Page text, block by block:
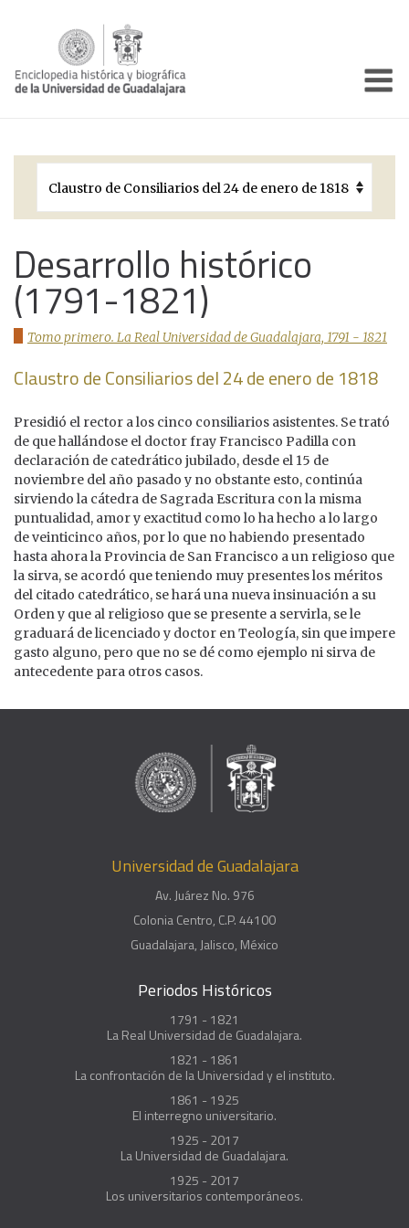
Períodos Históricos
Galería
Documentos institucionales
Desarrollo histórico
(1791-1821)
Tomo primero. La Real Universidad de Guadalajara, 1791 - 1821
Claustro de Consiliarios del 24 de enero de 1818
Presidió el rector a los cinco consiliarios asistentes. Se trató
de que hallándose el doctor fray Francisco Padilla con
declaración de catedrático jubilado, desde el 15 de
noviembre del año pasado y no obstante esto, continúa
sirviendo la cátedra de Sagrada Escritura con la misma
puntualidad, amor y exactitud como lo ha hecho a lo largo
de veinticinco años, por lo que no habiendo presentado
hasta ahora la Provincia de San Francisco a un religioso que
la sirva, se acordó que teniendo muy presentes los méritos
del citado catedrático, se hará una nueva insinuación a su
Orden y que al religioso que se presente a servirla, se le
graduará de licenciado y doctor en Teología, sin que impere
gasto alguno, pero que no se dé como ejemplo ni sirva de
antecedente para otros casos.
Universidad de Guadalajara
Av. Juárez No. 976
Colonia Centro, C.P. 44100
Guadalajara, Jalisco, México
Periodos Históricos
1791 - 1821
La Real Universidad de Guadalajara.
1821 - 1861
La confrontación de la Universidad y el instituto.
1861 - 1925
El interregno universitario.
1925 - 2017
La Universidad de Guadalajara.
1925 - 2017
Los universitarios contemporáneos.